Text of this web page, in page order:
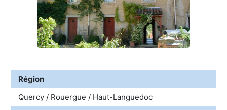
Région
Quercy / Rouergue / Haut-Languedoc